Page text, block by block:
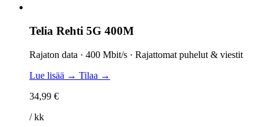
Telia Rehti 5G 400M
Rajaton data · 400 Mbit/s · Rajattomat puhelut & viestit
Lue lisää → Tilaa →
34,99 €
/ kk